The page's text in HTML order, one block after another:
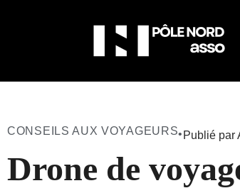
CONSEILS AUX VOYAGEURS• Publié par
Drone de